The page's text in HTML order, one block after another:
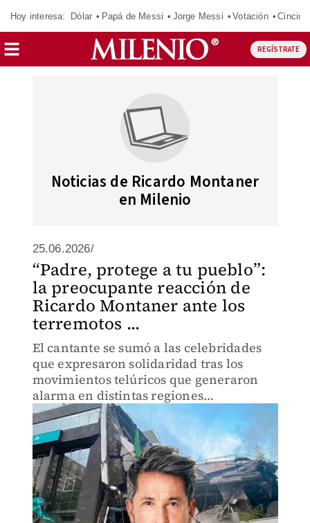
Hoy interesa: Dólar Papá de Messi Jorge Messi Votación
REGÍSTRATE
Noticias de Ricardo Montaner
en Milenio
25.06.2026/
“Padre, protege a tu pueblo”:
la preocupante reacción de
Ricardo Montaner ante los
terremotos ...
El cantante se sumó a las celebridades
que expresaron solidaridad tras los
movimientos telúricos que generaron
alarma en distintas regiones
venezolanas.